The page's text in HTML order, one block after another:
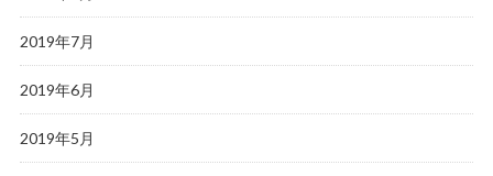
2019年7月
2019年6月
2019年5月